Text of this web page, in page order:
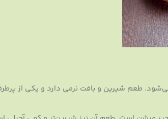
طعم شیرین و بافت نرمی دارد و یکی از